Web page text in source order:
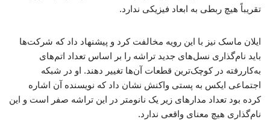
تقریباً هیچ ربطی به ابعاد فیزیکی ندارد.
ایلان ماسک نیز با این رویه مخالفت کرد و پیشنهاد داد که شرکت‌ها
باید نام‌گذاری نسل‌های جدید تراشه را بر اساس تعداد اتم‌های
به‌کاررفته در کوچک‌ترین قطعات آن‌ها تغییر دهند. او در شبکه
اجتماعی ایکس به پستی واکنش نشان داد که نویسنده آن اشاره
کرده بود تعداد مدارهای زیر یک نانومتر در این تراشه صفر است و این
نام‌گذاری هیچ معنای واقعی ندارد.